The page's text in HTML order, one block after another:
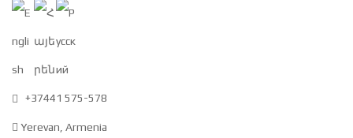
+37441 575-578
Yerevan, Armenia